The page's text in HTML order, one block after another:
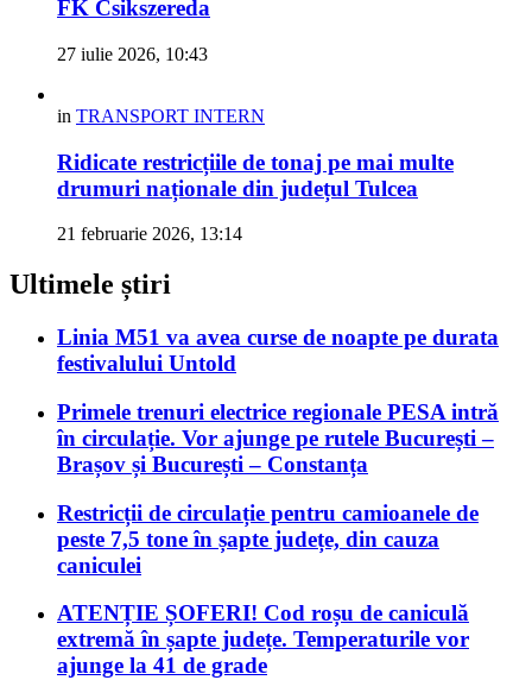
FK Csikszereda
27 iulie 2026, 10:43
in TRANSPORT INTERN
Ridicate restricțiile de tonaj pe mai multe
drumuri naționale din județul Tulcea
21 februarie 2026, 13:14
Ultimele știri
Linia M51 va avea curse de noapte pe durata
festivalului Untold
Primele trenuri electrice regionale PESA intră
în circulație. Vor ajunge pe rutele București –
Brașov și București – Constanța
Restricții de circulație pentru camioanele de
peste 7,5 tone în șapte județe, din cauza
caniculei
ATENȚIE ȘOFERI! Cod roșu de caniculă
extremă în șapte județe. Temperaturile vor
ajunge la 41 de grade